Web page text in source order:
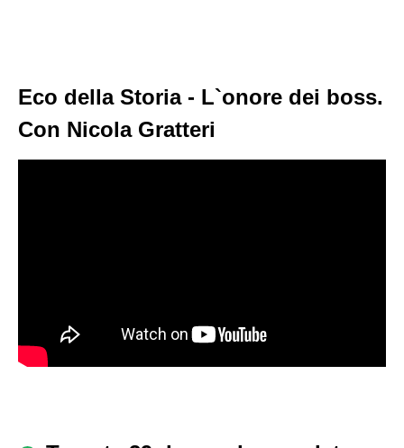
Eco della Storia - L`onore dei boss.
Con Nicola Gratteri